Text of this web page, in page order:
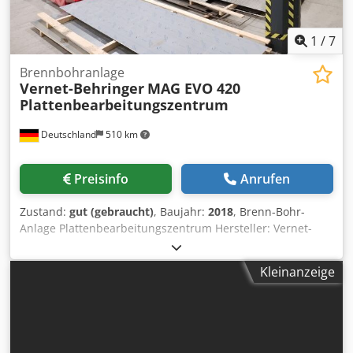
1 /7
Deutschland 510 km
Brennbohranlage
Vernet-Behringer MAG EVO 420
Plattenbearbeitungszentrum
Preisinfo Anrufen
Zustand: gut (gebraucht), Baujahr: 2018, Brenn-Bohr-
Anlage Plattenbearbeitungszentrum Hersteller: Vernet-
Behringer Typ: MAG EVO 420 Baujahr: 2018 CNC Steuerung
Dcedpfjvzrczex Ambek Stromquelle Kjellberg HiFocus 360
Plasma Schneiden für Materialstärke: 5 bis 50 mmKleinanzeige